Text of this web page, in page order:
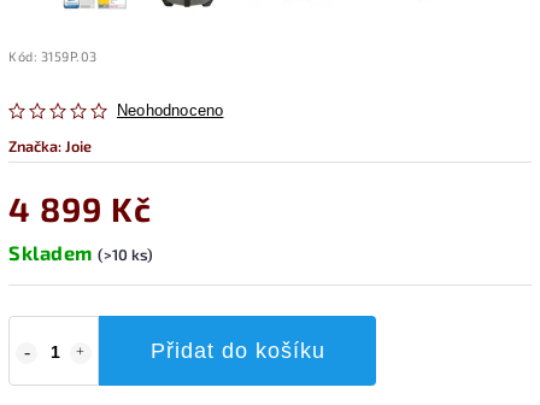
Kód: 3159P.03
Neohodnoceno
Značka: Joie
4 899 Kč
Skladem (>10 ks)
Přidat do košíku